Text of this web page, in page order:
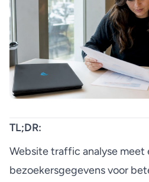
TL;DR:
Website traffic analyse
bezoekersgegevens voor